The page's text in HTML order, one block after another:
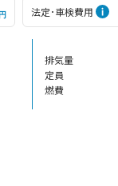
法定･車検費用
排気量
定員
燃費